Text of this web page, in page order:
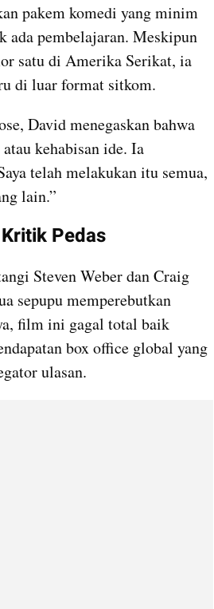
pakem komedi yang minim
ada pembelajaran. Meskipun
satu di Amerika Serikat, ia
di luar format sitkom.
David menegaskan bahwa
kehabisan ide. Ia
telah melakukan itu semua,
lain.”
Pedas
Steven Weber dan Craig
sepupu memperebutkan
film ini gagal total baik
box office global yang
ulasan.